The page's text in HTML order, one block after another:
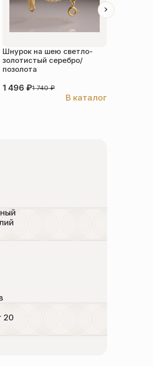
Шнурок на шею светло-
золотистый серебро/
позолота
1 496 ₽1 740₽
В каталог
20